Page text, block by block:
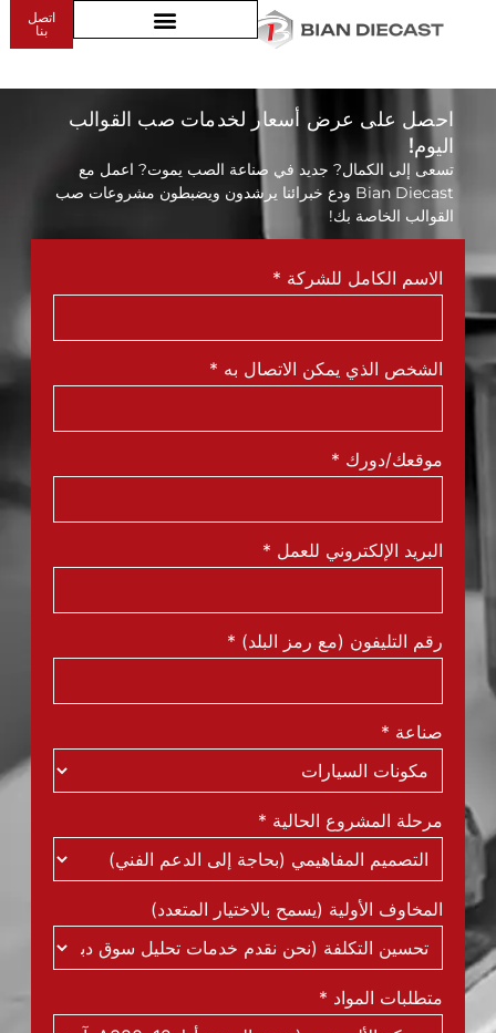
اتصل
بنا
مسار الضوء الإسكان
احصل على عرض أسعار لخدمات صب القوالب
اليوم!
تسعى إلى الكمال? جديد في صناعة الصب يموت? اعمل مع
Bian Diecast ودع خبرائنا يرشدون ويضبطون مشروعات صب
القوالب الخاصة بك!
الاسم الكامل للشركة *
الشخص الذي يمكن الاتصال به *
موقعك/دورك *
البريد الإلكتروني للعمل *
رقم التليفون (مع رمز البلد) *
صناعة *
مرحلة المشروع الحالية *
المخاوف الأولية (يسمح بالاختيار المتعدد)
متطلبات المواد *